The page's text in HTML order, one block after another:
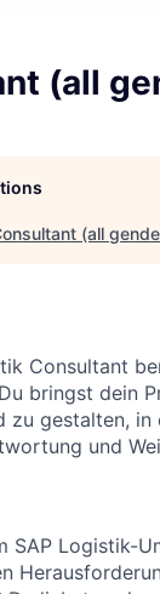
(all
(all
Consultant
bringst dein
zu gestalten,
und
Logistik-